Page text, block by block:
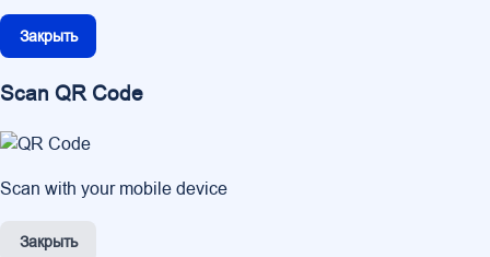
Закрыть
Scan QR Code
Scan with your mobile device
Закрыть